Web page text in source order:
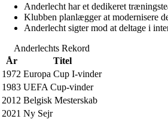
Anderlecht har et dedikeret
Klubben planlægger at modernisere
Anderlecht sigter mod at deltage i
Anderlechts Rekord
År
Titel
1972 Europa Cup I-vinder
1983 UEFA Cup-vinder
2012 Belgisk Mesterskab
2021 Ny Sejr